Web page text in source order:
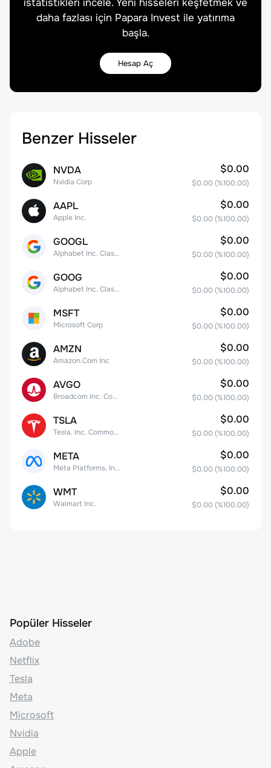
istatistikleri incele. Yeni hisseleri keşfetmek ve
daha fazlası için Papara Invest ile yatırıma
başla.
Hesap Aç
Benzer Hisseler
NVDA
Nvidia Corp
$0.00
$0.00 (%100.00)
AAPL
Apple Inc.
$0.00
$0.00 (%100.00)
GOOGL
Alphabet Inc. Class A Common Stock
$0.00
$0.00 (%100.00)
GOOG
Alphabet Inc. Class C Capital Stock
$0.00
$0.00 (%100.00)
MSFT
Microsoft Corp
$0.00
$0.00 (%100.00)
AMZN
Amazon.Com Inc
$0.00
$0.00 (%100.00)
AVGO
Broadcom Inc. Common Stock
$0.00
$0.00 (%100.00)
TSLA
Tesla, Inc. Common Stock
$0.00
$0.00 (%100.00)
META
Meta Platforms, Inc. Class A Common Stock
$0.00
$0.00 (%100.00)
WMT
Walmart Inc.
$0.00
$0.00 (%100.00)
Popüler Hisseler
Adobe
Netflix
Tesla
Meta
Microsoft
Nvidia
Apple